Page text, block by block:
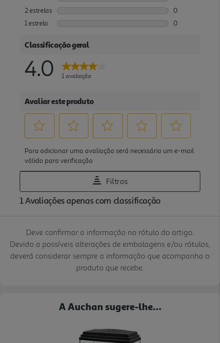
Deve confirmar a informação no rótulo do artigo.
Devido a possíveis alterações de embalagens e/ou rótulos,
deverá considerar sempre a informação que acompanha o
produto que recebe.
A Auchan sugere-lhe...